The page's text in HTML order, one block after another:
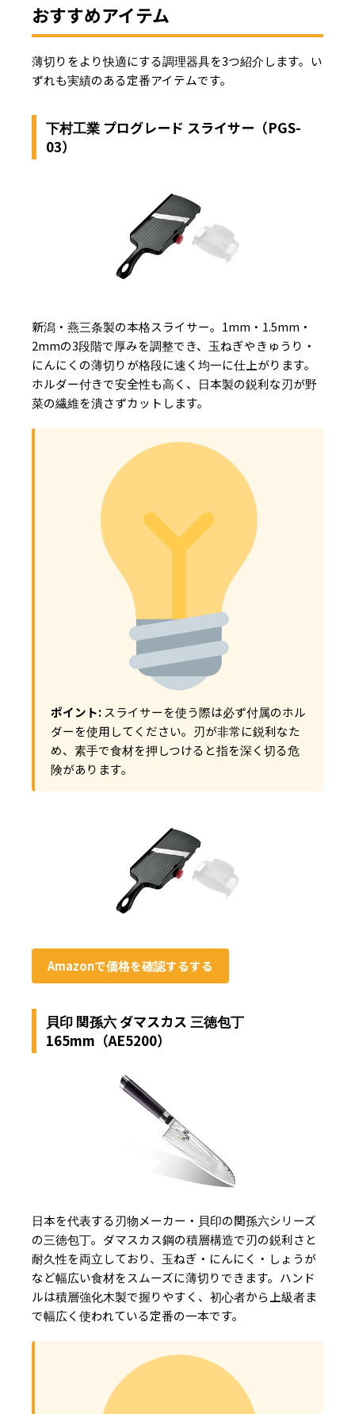
おすすめアイテム
薄切りをより快適にする調理器具を3つ紹介します。い
ずれも実績のある定番アイテムです。
下村工業 プログレード スライサー（PGS-
03）
新潟・燕三条製の本格スライサー。1mm・1.5mm・
2mmの3段階で厚みを調整でき、玉ねぎやきゅうり・
にんにくの薄切りが格段に速く均一に仕上がります。
ホルダー付きで安全性も高く、日本製の鋭利な刃が野
菜の繊維を潰さずカットします。
ポイント:スライサーを使う際は必ず付属のホル
ダーを使用してください。刃が非常に鋭利なた
め、素手で食材を押しつけると指を深く切る危
険があります。
Amazonで価格を確認するする
貝印 関孫六 ダマスカス 三徳包丁
165mm（AE5200）
日本を代表する刃物メーカー・貝印の関孫六シリーズ
の三徳包丁。ダマスカス鋼の積層構造で刃の鋭利さと
耐久性を両立しており、玉ねぎ・にんにく・しょうが
など幅広い食材をスムーズに薄切りできます。ハンド
ルは積層強化木製で握りやすく、初心者から上級者ま
で幅広く使われている定番の一本です。